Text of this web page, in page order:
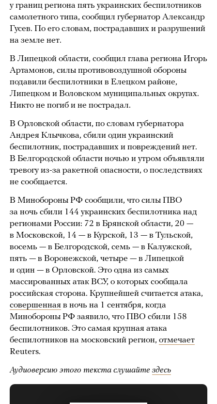
у границ региона пять украинских беспилотников
самолетного типа, сообщил губернатор Александр
Гусев. По его словам, пострадавших и разрушений
на земле нет.
В Липецкой области, сообщил глава региона Игорь
Артамонов, силы противовоздушной обороны
подавили беспилотники в Елецком районе,
Липецком и Воловском муниципальных округах.
Никто не погиб и не пострадал.
В Орловской области, по словам губернатора
Андрея Клычкова, сбили один украинский
беспилотник, пострадавших и повреждений нет.
В Белгородской области ночью и утром объявляли
тревогу из-за ракетной опасности, о последствиях
не сообщается.
В Минобороны РФ сообщили, что силы ПВО
за ночь сбили 144 украинских беспилотника над
регионами России: 72 в Брянской области, 20 —
в Московской, 14 — в Курской, 13 — в Тульской,
восемь — в Белгородской, семь — в Калужской,
пять — в Воронежской, четыре — в Липецкой
и один — в Орловской. Это одна из самых
массированных атак ВСУ, о которых сообщала
российская сторона. Крупнейшей считается атака,
совершенная в ночь на 1 сентября, когда
Минобороны РФ заявило, что ПВО сбили 158
беспилотников. Это самая крупная атака
беспилотников на московский регион, отмечает
Reuters.
Аудиоверсию этого текста слушайте здесь